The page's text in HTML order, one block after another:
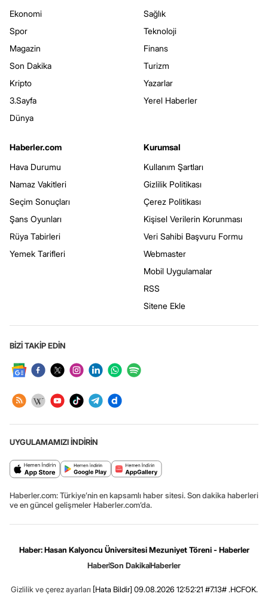
Ekonomi
Spor
Magazin
Son Dakika
Kripto
3.Sayfa
Dünya
Sağlık
Teknoloji
Finans
Turizm
Yazarlar
Yerel Haberler
Haberler.com
Hava Durumu
Namaz Vakitleri
Seçim Sonuçları
Şans Oyunları
Rüya Tabirleri
Yemek Tarifleri
Kurumsal
Kullanım Şartları
Gizlilik Politikası
Çerez Politikası
Kişisel Verilerin Korunması
Veri Sahibi Başvuru Formu
Webmaster
Mobil Uygulamalar
RSS
Sitene Ekle
BİZİ TAKİP EDİN
UYGULAMAMIZI İNDİRİN
Haberler.com: Türkiye’nin en kapsamlı haber sitesi. Son dakika haberleri
ve en güncel gelişmeler Haberler.com’da.
Haber: Hasan Kalyoncu Üniversitesi Mezuniyet Töreni - Haberler
HaberSon DakikaHaberler
Gizlilik ve çerez ayarları [Hata Bildir] 09.08.2026 12:52:21 #7.13# .HCFOK.